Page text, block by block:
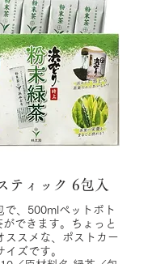
ティック 6包入
で、500mlペットボト
できます。ちょっと
ススメな、ポストカー
イズです。